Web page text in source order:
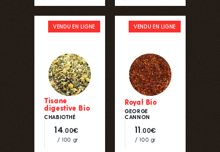
VENDU EN LIGNE
Tisane
digestive Bio
CHABIOTHÉ
14.00€
/ 100 gr
VENDU EN LIGNE
Royal Bio
GEORGE
CANNON
11.00€
/ 100 gr